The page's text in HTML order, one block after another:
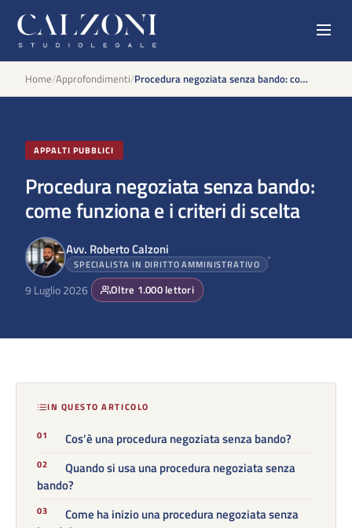
Home/Approfondimenti/ Procedura negoziata senza bando: come funziona e i criteri di scelta
APPALTI PUBBLICI
Procedura negoziata senza bando:
come funziona e i criteri di scelta
Avv. Roberto Calzoni
SPECIALISTA IN DIRITTO AMMINISTRATIVO
9 Luglio 2026 Oltre 1.000lettori
IN QUESTO ARTICOLO
Cos’è una procedura negoziata senza bando?
Quando si usa una procedura negoziata senza
bando?
Come ha inizio una procedura negoziata senza